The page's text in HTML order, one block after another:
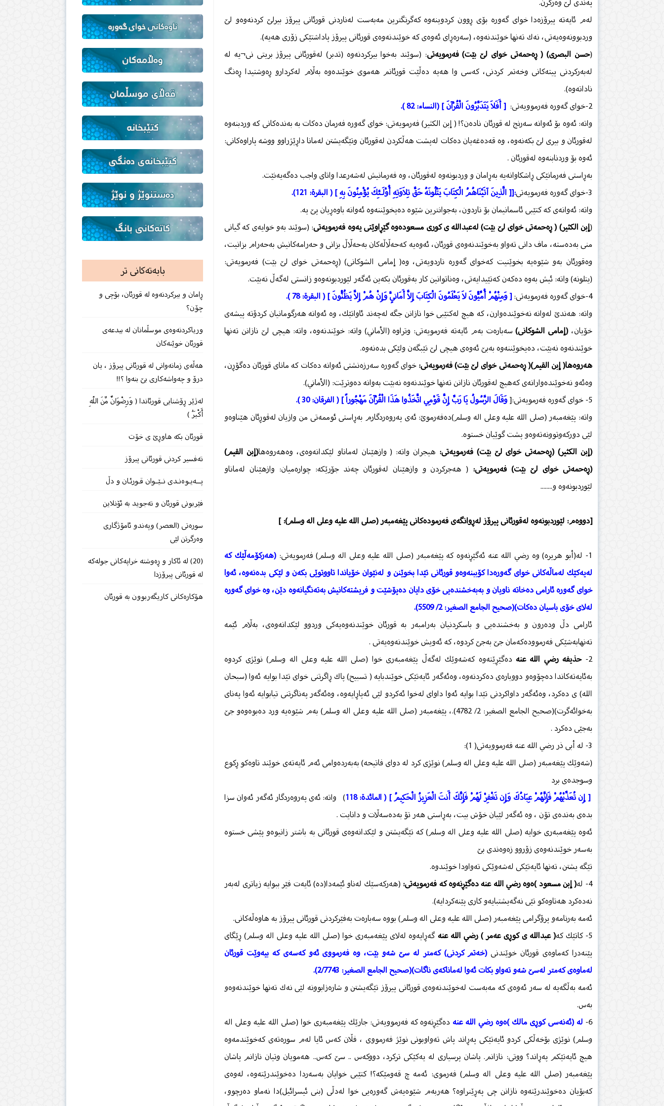
لەم ئایەتە پیرۆزەدا خوای گەورە بۆی ڕوون كردوینەوە كەگرنگترین مەبەست لەناردنی قورئانی پیرۆز بیرلێ كردنەوەو لێ
وردبوونەوەیەتی، نەك تەنها خوێندنەوە، (سەرەڕای ئەوەی كە خوێندنەوەی قورئانی پیرۆز پاداشتێكی زۆری هەیە).
(حسن البصری) ( ڕەحمەتی خوای لێ بێت) فەرمویەتی: (سوێند بەخوا بیركردنەوە (تدبر) لەقورئانی پیرۆز بریتی نی¬یە لە
لەبەركردنی پیتەكانی وخەتم كردنی، كەسی وا هەیە دەڵێت قورئانم هەموی خوێندەوە بەڵام لەكردارو ڕەوشتیدا ڕەنگ
ناداتەوە).
2-خوای گەورە فەرموویەتی:
[ أَفَلاَ يَتَدَبَّرُونَ الْقُرْآنَ ] (النساء: 82 ).
واتە: ئەوە بۆ ئەوانە سەرنج لە قورئان نادەن؟! ( إبن الكثير) فەرمویەتی: خوای گەورە فەرمان دەكات بە بەندەكانی كە وردبنەوە
لەقورئان و بیری لێ بكەنەوە، وە قەدەغەیان دەكات لەپشت هەڵكردن لەقورئان وتێگەیشتن لەمانا داڕێژراوو ووشە پاراوەكانی:
ئەوە بۆ وردنابنەوە لەقورئان .
بەڕاستی فەرمانێكی ڕاشكاوانەیە بەڕامان و وردبونەوە لەقورئان، وە فەرمانیش لەشەرعدا واتای واجب دەگەیەنێت.
3-خوای گەورە فەرمویەتی
:[[ الَّذِينَ آتَيْنَاهُمُ الْكِتَابَ يَتْلُونَهُ حَقَّ تِلاَوَتِهِ أُوْلَـئِكَ يُؤْمِنُونَ بِهِ ] ( البقرة: 121).
واتە: ئەوانەی كە كتێبی ئاسمانیمان بۆ ناردون، بەجوانترین شێوە دەیخوێننەوە ئەوانە باوەڕیان پێ یە.
(إبن الكثیر) ( ڕەحمەتی خوای لێ بێت) لەعبدالله ی كوری مسعودەوە گێڕاوێتی یەوە فەرمویەتی: (سوێند بەو خوایەی كە گیانی
منی بەدەستە، ماف دانی تەواو بەخوێندنەوەی قورئان، ئەوەیە كەحەڵاڵەكان بەحەڵاڵ بزانی و حەرامەكانیش بەحەرام بزانیت،
وەقورئان بەو شێوەیە بخوێنیت كەخوای گەورە ناردویەتی، وە( إمامی الشوكانی) (ڕەحمەتی خوای لێ بێت) فەرمویەتی:
(یتلونه) واتە: ئیش بەوە دەكەن كەتێیدایەتی، وەناتوانین كار بەقورئان بكەین ئەگەر لێوردبونەوەو زانستی لەگەڵ نەبێت.
4-خوای گەورە فەرمویەتی:
[ وَمِنْهُمْ أُمِّيُّونَ لاَ يَعْلَمُونَ الْكِتَابَ إِلاَّ أَمَانِيَّ وَإِنْ هُمْ إِلاَّ يَظُنُّونَ ] ( البقرة: 78 ).
واتە: هەندێ‌ لەوانە نەخوێندەوارن، كە هیچ لەكتێبی خوا نازانن جگە لەچەند ئاواتێك، وە ئەوانە هەرگومانیان كردۆتە پیشەی
خۆیان، (إمامی الشوكانی)سەبارەت بەم ئایەتە فەرمویەتی: وتراوە (الأماني) واتە: خوێندنەوە، واتە: هیچی لێ نازانن تەنها
خوێندنەوە نەبێت، دەیخوێننەوە بەبێ ئەوەی هیچی لێ تێبگەن ولێكی بدەنەوە.
هەروەها( إبن القیم)( ڕەحمەتی خوای لێ بێت) فەرمویەتی:خوای گەورە سەرزەنشتی ئەوانە دەكات كە مانای قورئان دەگۆڕن،
وەئەو نەخوێندەوارانەی كەهیچ لەقورئان نازانن تەنها خوێندنەوە نەبێت بەوانە دەوترێت: (الأماني).
5- خوای گەورە فەرمویەتی:[
وَقَالَ الرَّسُولُ يَا رَبِّ إِنَّ قَوْمِي اتَّخَذُوا هَذَا الْقُرْآنَ مَهْجُوراً ] ( الفرقان: 30 ).
واتە: پێغەمبەر (صلى الله عليه وعلى اله وسلم)دەفەرموێ‌: ئەی پەروەردگارم بەڕاستی ئوممەتی من وازیان لەقوڕئان هێناوەو
لێی دوركەوتوونەتەوەو پشت گوێیان خستوە.
(إبن الكثیر) (ڕەحمەتی خوای لێ بێت) فەرمویەتی: هیجران واتە: ( وازهێنان لەماناو لێكدانەوەی، وەهەروەها(إبن القیم)
(ڕەحمەتی خوای لێ بێت) فەرمویەتی: ( هەجركردن و وازهێنان لەقورئان چەند جۆرێكە: چوارەمیان: وازهێنان لەماناو
لێوردبونەوە و........
[دووەم: لێوردبونەوە لەقورئانی پیرۆز لەڕوانگەی فەرمودەكانی پێغەمبەر (صلى الله عليه وعلى اله وسلم): ]
1- لە(أبو هریرە) وە رضي الله عنه ئەگێڕنەوە كە پێغەمبەر (صلى الله عليه وعلى اله وسلم) فەرمویەتی:
(هەركۆمەڵێك كە
لەیەكێك لەماڵەكانی خوای گەورەدا كۆببنەوەو قورئانی تێدا بخوێنن و لەنێوان خۆیاندا تاووتوێی بكەن و لێكی بدەنەوە، ئەوا
خوای گەورە ئارامی دەخاتە ناویان و بەبەخشندەیی خۆی دایان دەپۆشێت و فریشتەكانیش بەتەنگیانەوە دێن، وە خوای گەورە
لەلای خۆی باسیان دەكات)(صحيح الجامع الصغير: 2/ 5509).
ئارامی دڵ ودەرون و بەخشندەیی و باسكردنیان بەرامبەر بە قورئان خوێندنەوەیەكی وردوو لێكدانەوەی، بەڵام ئێمە
تەنهابەشێكی فەرموودەكەمان جێ‌ بەجێ‌ كردوە، كە ئەویش خوێندنەوەیەتی .
2- حذیفه رضي الله عنهدەگێڕێتەوە كەشەوێك لەگەڵ پێغەمبەری خوا (صلى الله عليه وعلى اله وسلم) نوێژی كردوە
بەئایەتەكاندا دەچۆوەو دووبارەی دەكردنەوە، وەئەگەر ئایەتێكی خوێندبایە ( تسبیح) پاك ڕاگرتنی خوای تێدا بوایە ئەوا (سبحان
الله) ی دەكرد، وەئەگەر داواكردنی تێدا بوایە ئەوا داوای لەخوا ئەكردو لێی ئەپاڕایەوە، وەئەگەر پەناگرتنی تیابوایە ئەوا پەنای
بەخوائەگرت)(صحيح الجامع الصغير: 2/ 4782).، پێغەمبەر (صلى الله عليه وعلى اله وسلم) بەم شێوەیە ورد دەبوەوەو جێ‌
بەجێی دەكرد .
3- لە أبی ذر رضي الله عنه فەرموویەتی( 1):
(شەوێك پێغەمبەر (صلى الله عليه وعلى اله وسلم) نوێژی كرد لە دوای فاتیحە) بەبەردەوامی ئەم ئایەتەی خوێند تاوەكو ڕكوع
وسوجدەی برد
[ إِن تُعَذِّبْهُمْ فَإِنَّهُمْ عِبَادُكَ وَإِن تَغْفِرْ لَهُمْ فَإِنَّكَ أَنتَ الْعَزِيزُ الْحَكِيمُ ] ( المائدة: 118
) واتە: ئەی پەروەردگار ئەگەر ئەوان سزا
بدەی بەندەی تۆن ، وە ئەگەر لێیان خۆش بیت، بەڕاستی هەر تۆ بەدەسەڵات و دانایت .
ئەوە پێغەمبەری خوایە (صلى الله عليه وعلى اله وسلم) كە تێگەیشتن و لێكدانەوەی قورئانی بە باشتر زانیوەو پێشی خستوە
بەسەر خوێندنەوەی زۆروو زەوەندی بێ
تێگە یشتن، تەنها ئایەتێكی لەشەوێكی تەواودا خوێندوە.
4- لە
( إبن مسعود )ەوە رضي الله عنه دەگێڕنەوە كە فەرمویەتی: (هەركەسێك لەناو ئێمەدا(دە) ئایەت فێر ببوایە زیاتری لەبەر
نەدەكرد هەتاوەكو تێی نەگەیشتبایەو كاری پێنەكردایە).
ئەمە بەرنامەو پرۆگرامی پێغەمبەر (صلى الله عليه وعلى اله وسلم) بووە سەبارەت بەفێركردنی قورئانی پیرۆز بە هاوەڵەكانی.
5- كاتێك كە
( عبدالله ی كوڕی عەمر ) رضي الله عنه گەڕایەوە لەلای پێغەمبەری خوا (صلى الله عليه وعلى اله وسلم) ڕێگای
پێنەدرا كەماوەی قورئان خوێندنی (خەتم كردنی) كەمتر لە سێ شەو بێت، وە فەرمووی ئەو كەسەی كە بیەوێت قورئان
لەماوەی كەمتر لەسێ‌ شەو تەواو بكات ئەوا لەماناكەی ناگات)(صحيح الجامع الصغير: 2/7743).
ئەمە بەڵگەیە لە سەر ئەوەی كە مەبەست لەخوێندنەوەی قورئانی پیرۆز تێگەیشتن و شارەزابوونە لێی نەك تەنها خوێندنەوەو
بەس.
6- لە (ئەنەسی كوڕی مالك )ەوە رضي الله عنهدەگێڕنەوە كە فەرموویەتی: جارێك پێغەمبەری خوا (صلى الله عليه وعلى اله
وسلم) نوێژی بۆخەڵكی كردو ئایەتێكی پەڕاند پاش تەواوبونی نوێژ فەرمووی ، فڵان كەس ئایا لەم سورەتەی كەخوێندمەوە
هیچ ئایەتێكم پەڕاند؟ ووتی: نازانم. پاشان پرسیاری لە یەكێكی تركرد، دووكەس .. سێ كەس.. هەمویان وتیان نازانم پاشان
پێغەمبەر (صلى الله عليه وعلى اله وسلم) فەرموی: ئەمە چ قەومێكە؟! كتێبی خوایان بەسەردا دەخوێندرێتەوە، لەوەی
كەبۆیان دەخوێندرێتەوە نازانن چی پەڕێنراوە؟ هەربەم شێوەیەش گەورەیی خوا لەدڵی (بنی ئیسرائیل)دا نەماو دەرچوو،
بابەتەکانی تر
ڕامان و بیركردنەوە لە قورئان، بۆچی و
چۆن؟
وریاكردنه‌وه‌ى موسڵمانان له‌ بیدعه‌ى
قورئان خوێنه‌كان
هەڵەی زمانەوانی لە قورئانی پیرۆز ، یان
درۆ و چەواشەكاری بێ‌ بنەوا ؟!!
لەژێر ڕۆشنایی قورئاندا ( وَرِضْوَانٌ مِّنَ اللّهِ
أَكْبَرُ )
قورئان بكه‌ هاوڕێ ی خۆت
تەفسیر كردنی قورئانی پیرۆز
پـــەیـوەنـدی نــێــوان قـورئـان و دڵ
فێربونى قورئان و تەجوید بە ئۆنلاین
سورەتی (العصر) وپەندو ئامۆژگاری
وەرگرتن لێی
(20) لە ئاکار و ڕەوشتە خراپەکانی جولەکە
لە قورئانی پیرۆزدا
هۆكارەكانی كاریگەربوون بە قورئان